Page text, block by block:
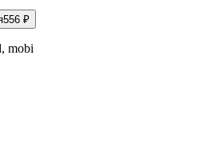
556 ₽
mobi